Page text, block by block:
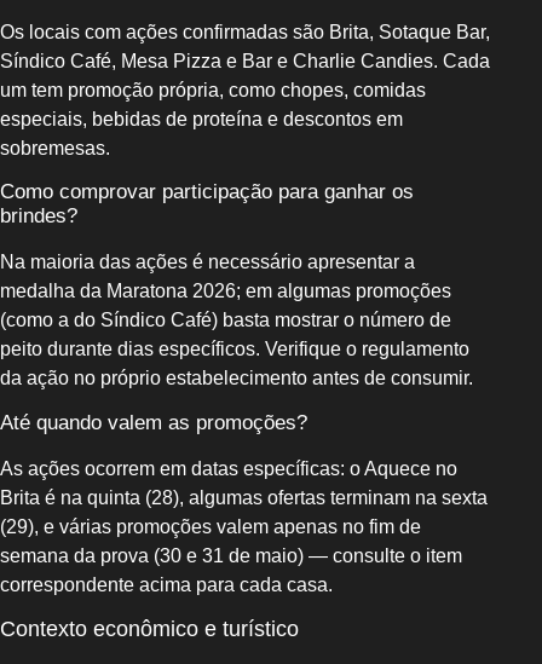
Os locais com ações confirmadas são Brita, Sotaque Bar,
Síndico Café, Mesa Pizza e Bar e Charlie Candies. Cada
um tem promoção própria, como chopes, comidas
especiais, bebidas de proteína e descontos em
sobremesas.
Como comprovar participação para ganhar os
brindes?
Na maioria das ações é necessário apresentar a
medalha da Maratona 2026; em algumas promoções
(como a do Síndico Café) basta mostrar o número de
peito durante dias específicos. Verifique o regulamento
da ação no próprio estabelecimento antes de consumir.
Até quando valem as promoções?
As ações ocorrem em datas específicas: o Aquece no
Brita é na quinta (28), algumas ofertas terminam na sexta
(29), e várias promoções valem apenas no fim de
semana da prova (30 e 31 de maio) — consulte o item
correspondente acima para cada casa.
Contexto econômico e turístico